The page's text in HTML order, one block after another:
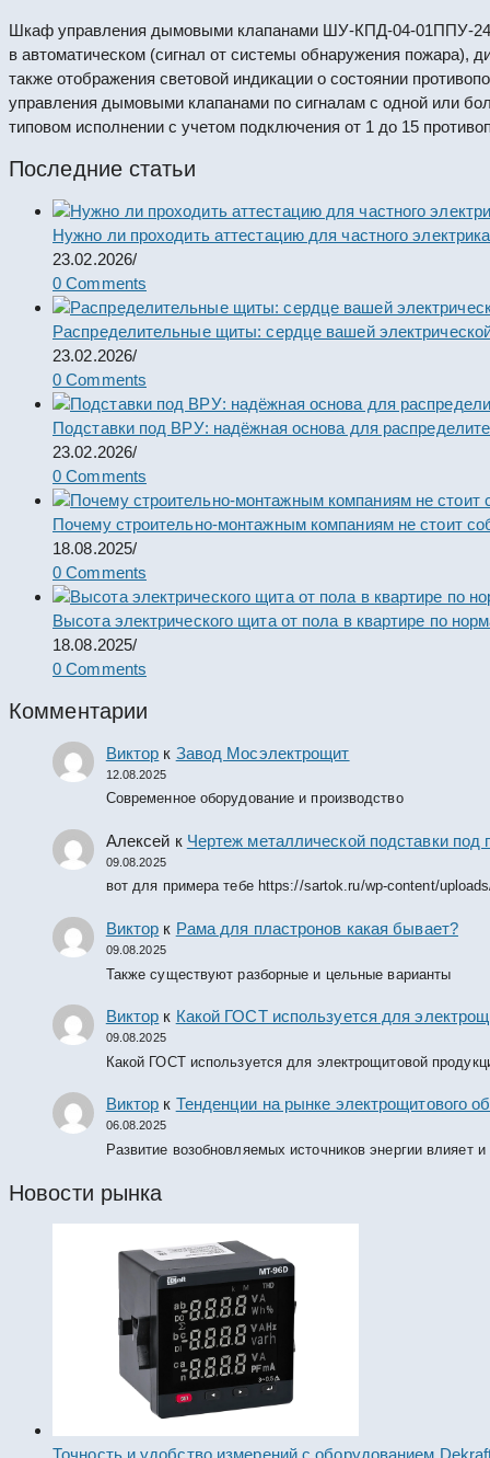
Шкаф управления дымовыми клапанами ШУ-КПД-04-01ППУ-24Р
в автоматическом (сигнал от системы обнаружения пожара),
также отображения световой индикации о состоянии
управления дымовыми клапанами по сигналам с одной или
типовом исполнении с учетом подключения от 1 до 15
Последние статьи
Нужно ли проходить аттестацию для частного
23.02.2026/
0 Comments
Распределительные щиты: сердце вашей
23.02.2026/
0 Comments
Подставки под ВРУ: надёжная основа для
23.02.2026/
0 Comments
Почему строительно-монтажным компаниям не стоит
18.08.2025/
0 Comments
Высота электрического щита от пола в квартире по
18.08.2025/
0 Comments
Комментарии
Виктор к Завод Мосэлектрощит
12.08.2025
Современное оборудование и производство
Алексей к Чертеж металлической подставки
09.08.2025
вот для примера тебе https://sartok.ru/wp-content/
Виктор к Рама для пластронов какая бывает?
09.08.2025
Также существуют разборные и цельные варианты
Виктор к Какой ГОСТ используется для
09.08.2025
Какой ГОСТ используется для электрощитовой
Виктор к Тенденции на рынке электрощитового
06.08.2025
Развитие возобновляемых источников энергии влияет
Новости рынка
Точность и удобство измерений с оборудованием